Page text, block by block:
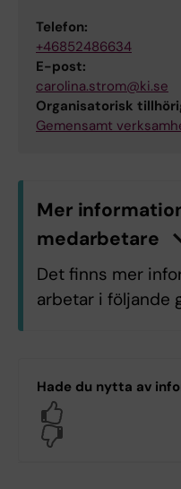
Telefon:
+46852486634
E-post:
carolina.strom@ki.se
Organisatorisk
Gemensamt
Mer
medarbetare
Klickahärförattvisa/döljainformatio
n
Det finns mer
arbetar i följande
Logga in med KI-ID
Hade du nytta av